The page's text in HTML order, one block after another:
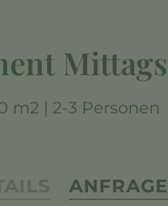
m2 | 2-3 Personen